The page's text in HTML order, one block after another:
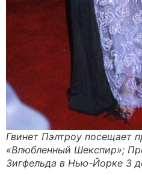
Гвинет Пэлтроу посещает
«Влюбленный Шекспир»;
Зигфельда в Нью-Йорке 3